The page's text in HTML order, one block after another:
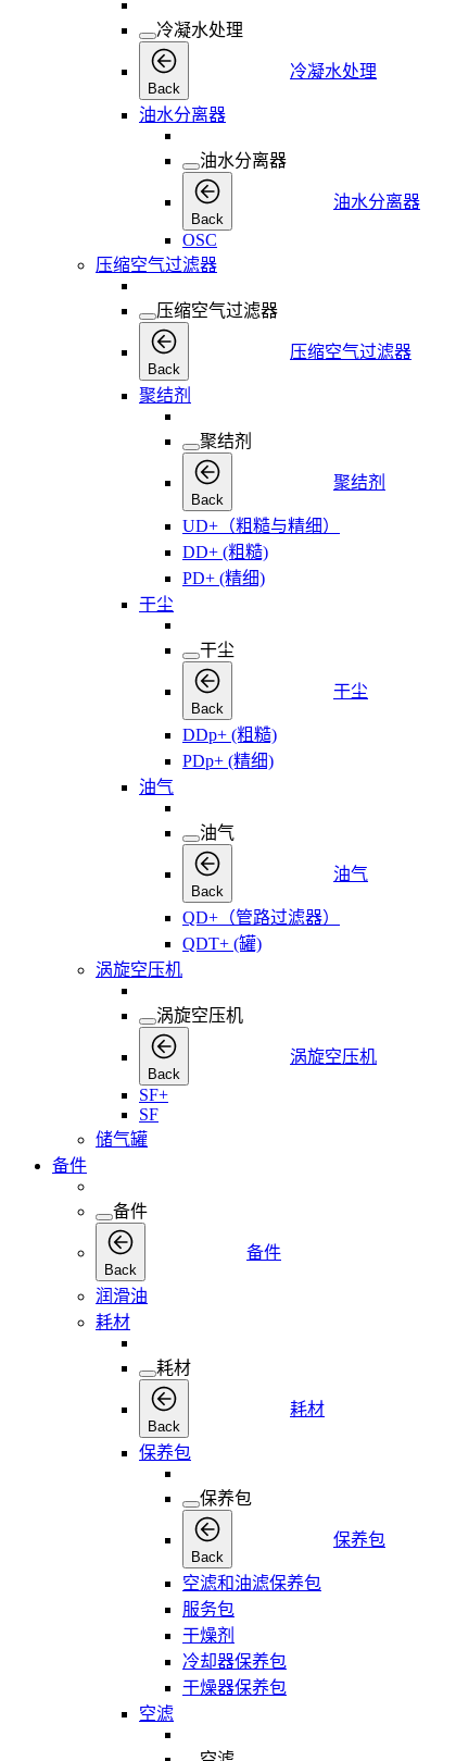
冷凝水处理
Back
冷凝水处理
油水分离器
油水分离器
Back
油水分离器
OSC
压缩空气过滤器
压缩空气过滤器
Back
压缩空气过滤器
聚结剂
聚结剂
Back
聚结剂
UD+（粗糙与精细）
DD+ (粗糙)
PD+ (精细)
干尘
干尘
Back
干尘
DDp+ (粗糙)
PDp+ (精细)
油气
油气
Back
油气
QD+（管路过滤器）
QDT+ (罐)
涡旋空压机
涡旋空压机
Back
涡旋空压机
SF+
SF
储气罐
备件
备件
Back
备件
润滑油
耗材
耗材
Back
耗材
保养包
保养包
Back
保养包
空滤和油滤保养包
服务包
干燥剂
冷却器保养包
干燥器保养包
空滤